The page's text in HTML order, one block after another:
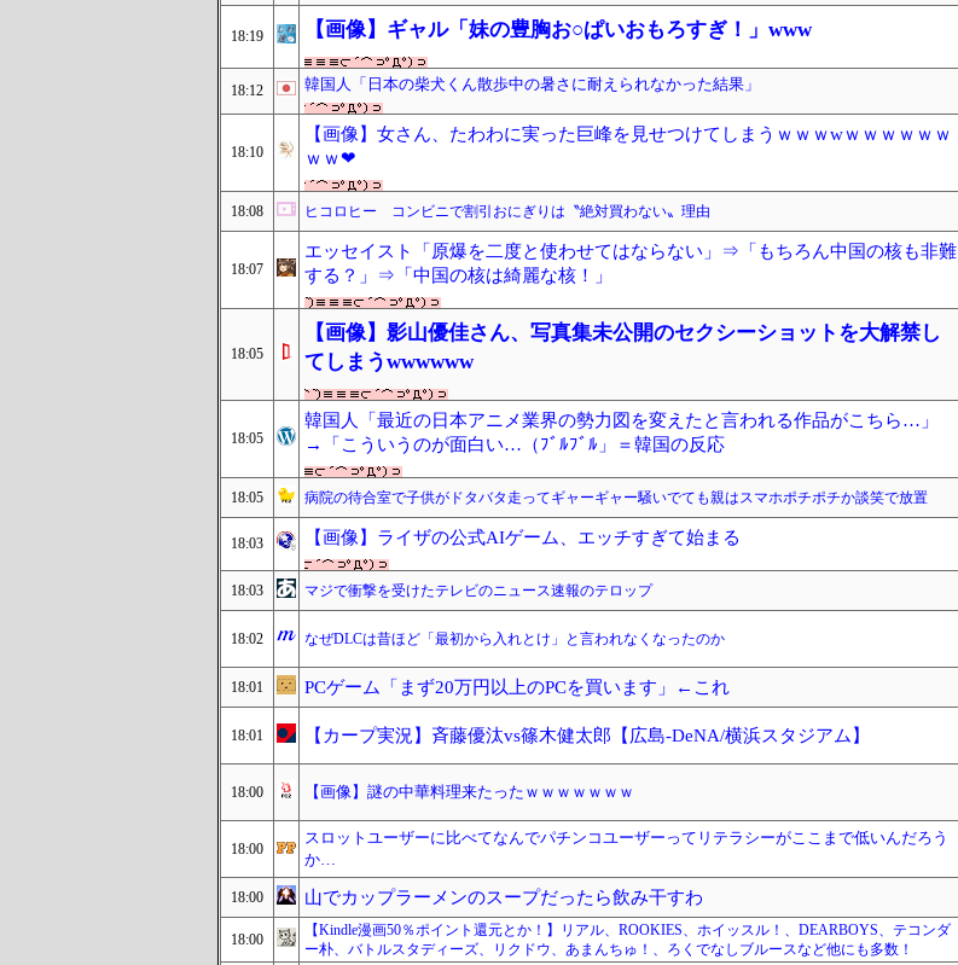
18:19 【画像】ギャル「妹の豊胸お○ぱいおもろすぎ！」www
18:12 韓国人「日本の柴犬くん散歩中の暑さに耐えられなかった結果」
18:10
【画像】女さん、たわわに実った巨峰を見せつけてしまうｗｗｗwｗｗｗｗｗｗ
ｗｗ❤
18:08 ヒコロヒー コンビニで割引おにぎりは〝絶対買わない〟理由
18:07
エッセイスト「原爆を二度と使わせてはならない」⇒「もちろん中国の核も非難
する？」⇒「中国の核は綺麗な核！」
18:05
【画像】影山優佳さん、写真集未公開のセクシーショットを大解禁し
てしまうwwwwww
18:05
韓国人「最近の日本アニメ業界の勢力図を変えたと言われる作品がこちら…」
→「こういうのが面白い…（ﾌﾞﾙﾌﾞﾙ」＝韓国の反応
18:05 病院の待合室で子供がドタバタ走ってギャーギャー騒いでても親はスマホポチポチか談笑で放置
18:03 【画像】ライザの公式AIゲーム、エッチすぎて始まる
18:03 マジで衝撃を受けたテレビのニュース速報のテロップ
18:02 なぜDLCは昔ほど「最初から入れとけ」と言われなくなったのか
18:01 PCゲーム「まず20万円以上のPCを買います」←これ
18:01 【カープ実況】斉藤優汰vs篠木健太郎【広島-DeNA/横浜スタジアム】
18:00 【画像】謎の中華料理来たったｗｗｗｗｗｗｗ
18:00
スロットユーザーに比べてなんでパチンコユーザーってリテラシーがここまで低いんだろう
か…
18:00 山でカップラーメンのスープだったら飲み干すわ
18:00
【Kindle漫画50％ポイント還元とか！】リアル、ROOKIES、ホイッスル！、DEARBOYS、テコンダ
ー朴、バトルスタディーズ、リクドウ、あまんちゅ！、ろくでなしブルースなど他にも多数！